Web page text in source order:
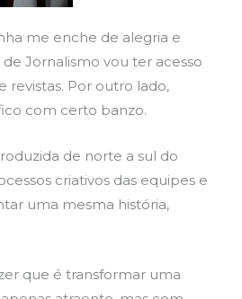
me enche de alegria e
Jornalismo vou ter acesso
revistas. Por outro lado,
com certo banzo.
de norte a sul do
criativos das equipes e
uma mesma história,
que é transformar uma